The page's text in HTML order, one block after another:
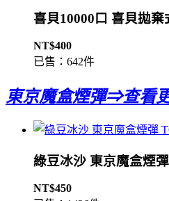
喜貝10000口 喜貝拋
NT$400
已售：642件
東京魔盒煙彈⇒查看
綠豆冰沙 東京魔盒煙
NT$450